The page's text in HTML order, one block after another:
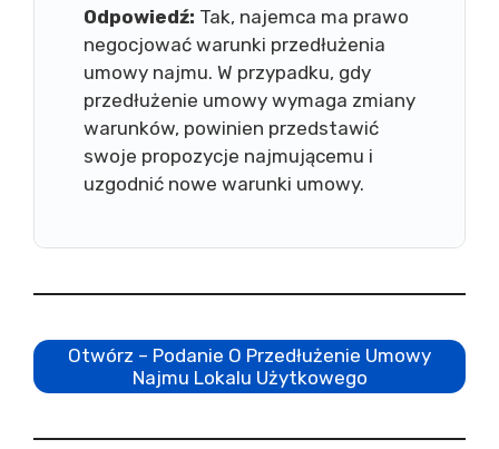
Odpowiedź: Tak, najemca ma prawo
negocjować warunki przedłużenia
umowy najmu. W przypadku, gdy
przedłużenie umowy wymaga zmiany
warunków, powinien przedstawić
swoje propozycje najmującemu i
uzgodnić nowe warunki umowy.
Otwórz – Podanie O Przedłużenie Umowy
Najmu Lokalu Użytkowego